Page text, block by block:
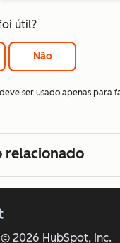
útil?
Não
ser usado apenas para
relacionado
2026 HubSpot, Inc.